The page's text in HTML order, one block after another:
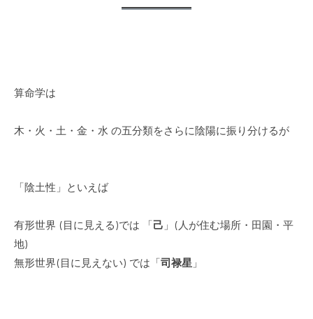
算命学は
木・火・土・金・水 の五分類をさらに陰陽に振り分けるが
「陰土性」といえば
有形世界 (目に見える)では 「己 」(人が住む場所・田園・平
地)
無形世界(目に見えない) では「司禄星 」